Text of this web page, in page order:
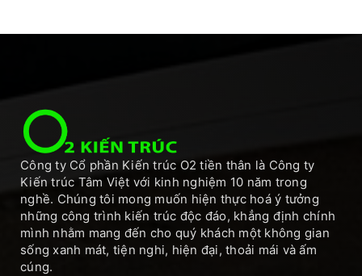
Công ty Cổ phần Kiến trúc O2 tiền thân là Công ty
Kiến trúc Tâm Việt với kinh nghiệm 10 năm trong
nghề. Chúng tôi mong muốn hiện thực hoá ý tưởng
những công trình kiến trúc độc đáo, khẳng định chính
mình nhằm mang đến cho quý khách một không gian
sống xanh mát, tiện nghi, hiện đại, thoải mái và ấm
cúng.